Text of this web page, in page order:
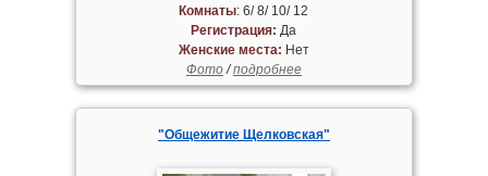
Комнаты: 6/ 8/ 10/ 12
Регистрация: Да
Женские места: Нет
Фото/подробнее
"Общежитие Щелковская"